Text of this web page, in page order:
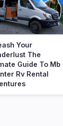
Your
The
Guide To Mb
Rv Rental